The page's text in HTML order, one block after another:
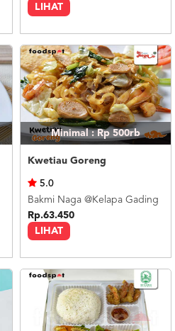
LIHAT
Minimal : Rp 500rb
Kwetiau Goreng
LIHAT
5.0
Bakmi Naga @Kelapa Gading
Rp.63.450